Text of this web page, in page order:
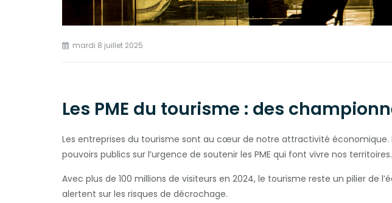
mardi 8 juillet 2025
Les PME du tourisme : des
Les entreprises du tourisme sont au cœur de notre attractivité économique.
pouvoirs publics sur l’urgence de soutenir les PME qui font vivre nos territoires.
Avec plus de 100 millions de visiteurs en 2024, le tourisme reste un pilier de
alertent sur les risques de décrochage.